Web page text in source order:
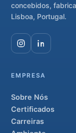
concebidos,
Lisboa, Portugal.
EMPRESA
Sobre Nós
Certificados
Carreiras